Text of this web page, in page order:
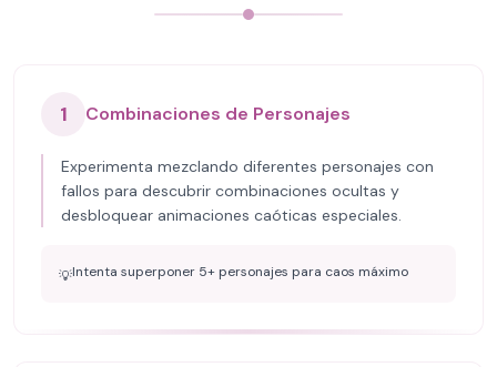
1 Combinaciones de Personajes
Experimenta mezclando diferentes personajes con
fallos para descubrir combinaciones ocultas y
desbloquear animaciones caóticas especiales.
💡Intenta superponer 5+ personajes para caos máximo